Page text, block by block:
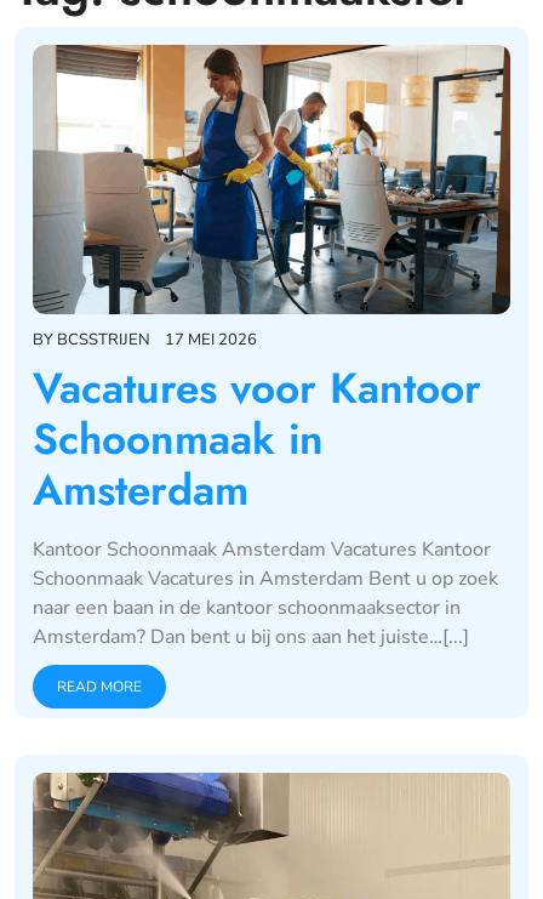
BY BCSSTRIJEN 17 MEI 2026
Vacatures voor Kantoor
Schoonmaak in
Amsterdam
Kantoor Schoonmaak Amsterdam Vacatures Kantoor
Schoonmaak Vacatures in Amsterdam Bent u op zoek
naar een baan in de kantoor schoonmaaksector in
Amsterdam? Dan bent u bij ons aan het juiste…[...]
READ MORE